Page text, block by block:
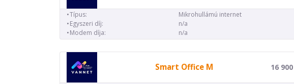
Típus:
Mikrohullámú internet
Egyszeri díj:
n/a
Modem díja:
n/a
Smart Office M 16 900